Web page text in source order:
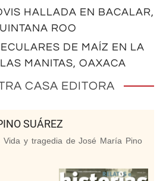
HALLADA EN BACALAR,
ROO
DE MAÍZ EN LA
MANITAS, OAXACA
CASA EDITORA
SUÁREZ
Vida y tragedia de José María Pino